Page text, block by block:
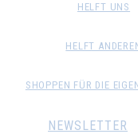
HELFT UNS
HELFT
SHOPPEN FÜR DIE
NEWSLETTER